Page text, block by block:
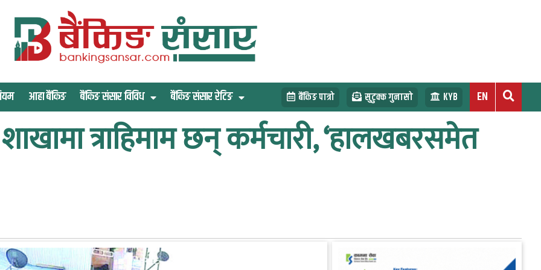
आहा बैंकिङ बैंकिङ संसार विविध बैंकिङ संसार रेटिङ बैंकिङ पात्रो सुटुक्क गुनासो KYB EN
त्राहिमाम छन् कर्मचारी, ‘हालखबरसमेत